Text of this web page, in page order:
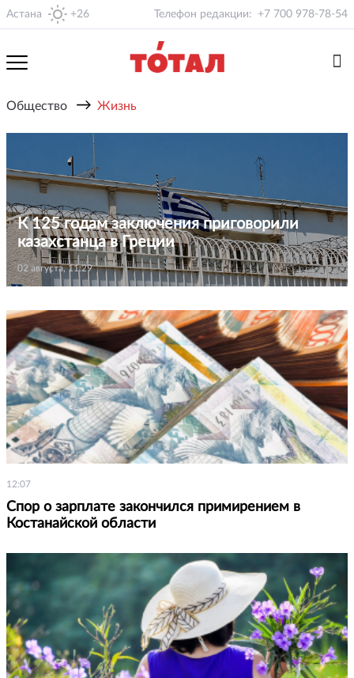
Астана +26 Телефон редакции: +7 700 978-78-54
Общество → Жизнь
К 125 годам заключения приговорили
казахстанца в Греции
02 августа, 11:29
12:07
Спор о зарплате закончился примирением в
Костанайской области